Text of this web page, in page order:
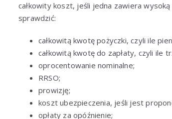
całkowity koszt, jeśli jedna zawiera
sprawdzić:
całkowitą kwotę pożyczki, czyli ile
całkowitą kwotę do zapłaty, czyli ile
oprocentowanie nominalne;
RRSO;
prowizję;
koszt ubezpieczenia, jeśli jest
opłaty za opóźnienie;